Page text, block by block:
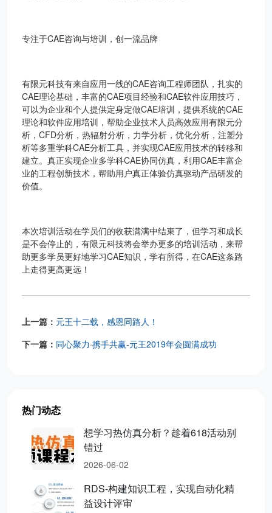
专注于CAE咨询与培训，创一流品牌
有限元科技有来自应用一线的CAE咨询工程师团队，扎实的
CAE理论基础，丰富的CAE项目经验和CAE软件应用技巧，
可以为企业和个人提供定身定做CAE培训 ，提供系统的CAE
理论和软件应用培训，帮助企业技术人员高效应用有限元分
析，CFD分析，热辐射分析，力学分析，优化分析，注塑分
析等多重学科CAE分析工具，并实现CAE应用技术的转移和
建立。真正实现企业多学科CAE协同仿真，利用CAE丰富企
业的工程创新技术，帮助用户真正体验仿真驱动产品研发的
价值。
本次培训活动在学员们的收获满满中结束了，但学习和成长
是不会停止的，有限元科技将会举办更多的培训活动，来帮
助更多学员更好地学习CAE知识，学有所得，在CAE这条路
上走得更高更远！
上一篇： 元王十二载，感恩同路人！
下一篇： 同心聚力·携手共赢-元王2019年会圆满成功
热门动态
想学习热仿真分析？趁着618活动别
错过
2026-06-02
RDS-构建知识工程，实现自动化精
益设计评审